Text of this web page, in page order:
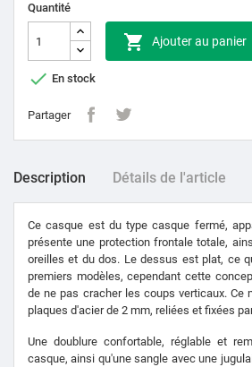
Quantité
 Ajouter au panier
 En stock
Partager
Description Détails de l'article
Ce casque est du type casque fermé,
présente une protection frontale totale,
oreilles et du dos. Le dessus est plat, ce
premiers modèles, cependant cette
de ne pas cracher les coups verticaux. Ce
plaques d'acier de 2 mm, reliées et fixées
Une doublure confortable, réglable et
casque, ainsi qu'une sangle avec une